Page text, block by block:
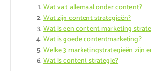
Wat valt allemaal onder content?
Wat zijn content strategieën?
Wat is een content marketing
Wat is goede contentmarketing?
Welke 3 marketingstrategieën zijn
Wat is content strategie?